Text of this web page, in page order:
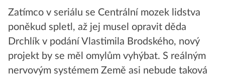
Zatímco v seriálu se Centrální mozek lidstva
poněkud spletl, až jej musel opravit děda
Drchlík v podání Vlastimila Brodského, nový
projekt by se měl omylům vyhýbat. S reálným
nervovým systémem Země asi nebude taková